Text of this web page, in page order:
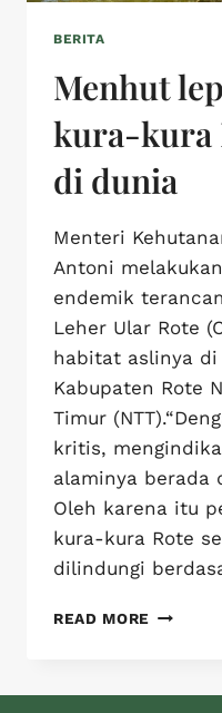
BERITA
Menhut
kura-kura
di dunia
Menteri
Antoni
endemik
Leher Ular Rote
habitat aslinya di
Kabupaten Rote
Timur
kritis,
alaminya berada
Oleh karena itu
kura-kura Rote
dilindungi
READ MORE